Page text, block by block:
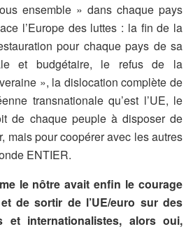
ensemble » dans chaque pays
l’Europe des luttes : la fin de la
pour chaque pays de sa
et budgétaire, le refus de la
», la dislocation complète de
transnationale qu’est l’UE, le
de chaque peuple à disposer de
mais pour coopérer avec les autres
ENTIER.
le nôtre avait enfin le courage
de sortir de l’UE/euro sur des
et internationalistes, alors oui,